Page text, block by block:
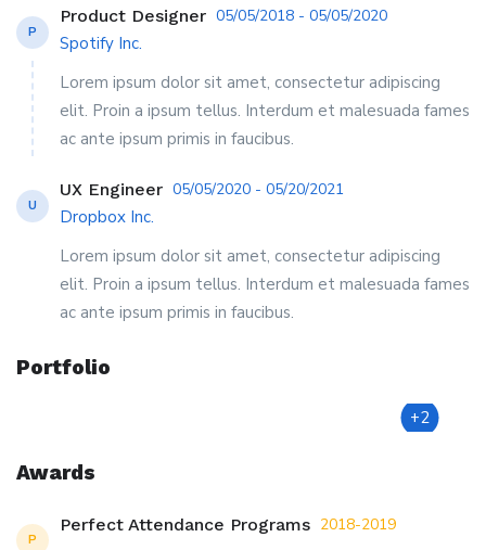
P
Product Designer 05/05/2018 - 05/05/2020
Spotify Inc.
Lorem ipsum dolor sit amet, consectetur adipiscing
elit. Proin a ipsum tellus. Interdum et malesuada fames
ac ante ipsum primis in faucibus.
U
UX Engineer 05/05/2020 - 05/20/2021
Dropbox Inc.
Lorem ipsum dolor sit amet, consectetur adipiscing
elit. Proin a ipsum tellus. Interdum et malesuada fames
ac ante ipsum primis in faucibus.
Portfolio
+2
Awards
P
Perfect Attendance Programs 2018-2019